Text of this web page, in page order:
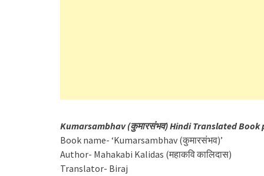
Kumarsambhav (कुमारसंभव) Hindi Translated Book
Book name- ‘Kumarsambhav (कुमारसंभव)’
Author- Mahakabi Kalidas (महाकवि कालिदास)
Translator- Biraj